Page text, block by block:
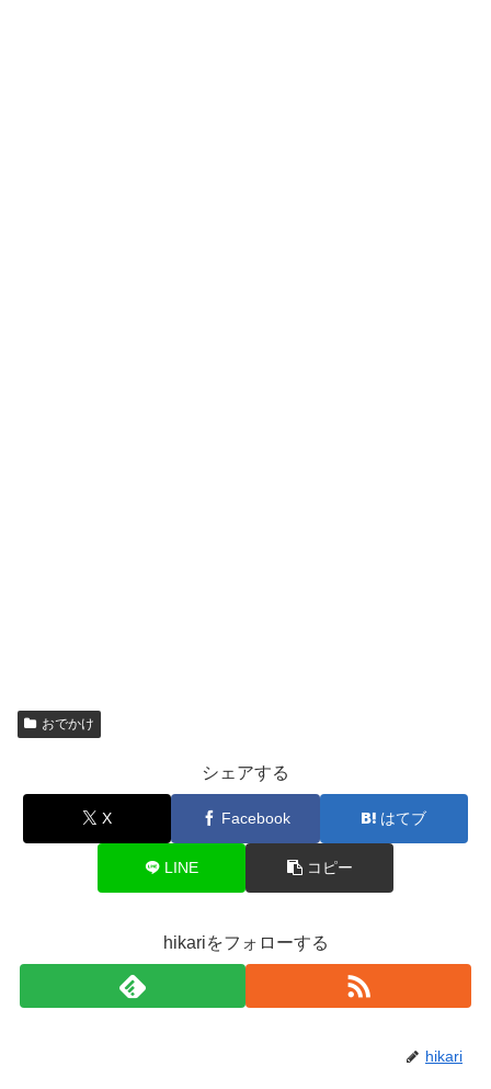
おでかけ
シェアする
X Facebook はてブ
LINE コピー
hikariをフォローする
hikari